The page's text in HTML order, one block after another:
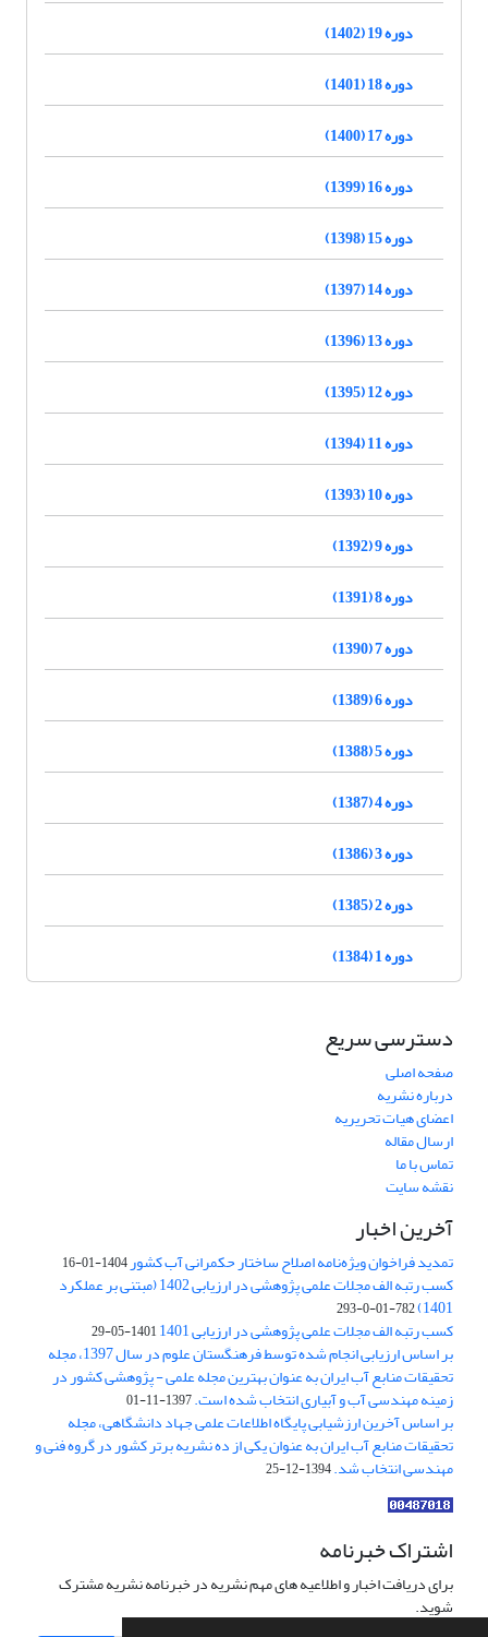
دوره 19 (1402)
دوره 18 (1401)
دوره 17 (1400)
دوره 16 (1399)
دوره 15 (1398)
دوره 14 (1397)
دوره 13 (1396)
دوره 12 (1395)
دوره 11 (1394)
دوره 10 (1393)
دوره 9 (1392)
دوره 8 (1391)
دوره 7 (1390)
دوره 6 (1389)
دوره 5 (1388)
دوره 4 (1387)
دوره 3 (1386)
دوره 2 (1385)
دوره 1 (1384)
دسترسی سریع
صفحه اصلی
درباره نشریه
اعضای هیات تحریریه
ارسال مقاله
تماس با ما
نقشه سایت
آخرین اخبار
تمدید فراخوان ویژه‌نامه اصلاح ساختار حکمرانی آب کشور1404-01-16
کسب رتبه الف مجلات علمی پژوهشی در ارزیابی 1402 (مبتنی بر عملکرد
1401)
782-01-0-293
کسب رتبه الف مجلات علمی پژوهشی در ارزیابی 1401 1401-05-29
بر اساس ارزیابی انجام شده توسط فرهنگستان علوم در سال 1397، مجله
تحقیقات منابع آب ایران به عنوان بهترین مجله علمی - پژوهشی کشور در
زمینه مهندسی آب و آبیاری انتخاب شده است.1397-11-01
بر اساس آخرین ارزشیابی پایگاه اطلاعات علمی جهاد دانشگاهی، مجله
تحقیقات منابع آب ایران به عنوان یکی از ده نشریه برتر کشور در گروه فنی و
مهندسی انتخاب شد.1394-12-25
اشتراک خبرنامه
برای دریافت اخبار و اطلاعیه های مهم نشریه در خبرنامه نشریه مشترک
شوید.